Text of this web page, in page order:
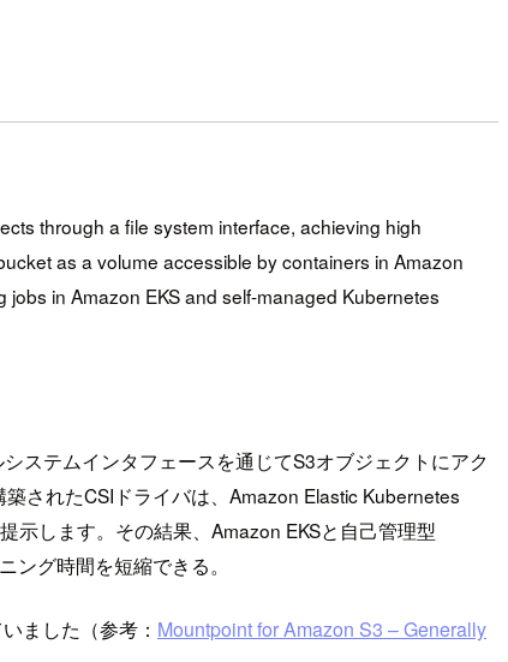
through a file system interface, achieving high
as a volume accessible by containers in Amazon
in Amazon EKS and self-managed Kubernetes
ステムインタフェースを通じてS3オブジェクトにアク
されたCSIドライバは、Amazon Elastic Kubernetes
示します。その結果、Amazon EKSと自己管理型
グ時間を短縮できる。
ました（参考： Mountpoint for Amazon S3 – Generally